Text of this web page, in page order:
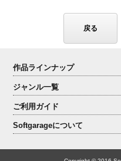
戻る
作品ラインナップ
ジャンル一覧
ご利用ガイド
Softgarageについて